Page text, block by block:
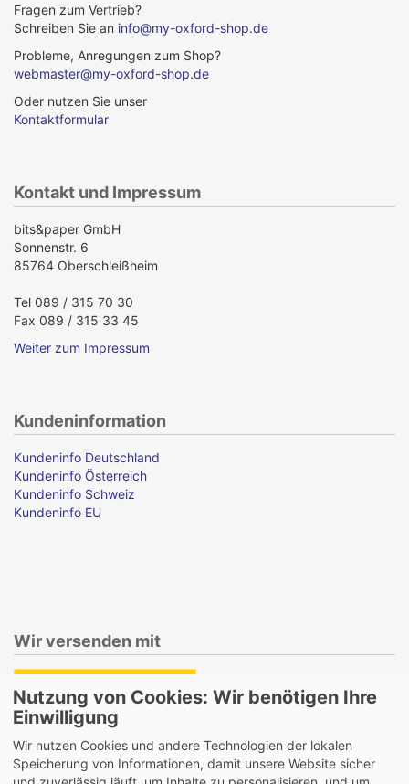
Fragen zum Vertrieb?
Schreiben Sie an info@my-oxford-shop.de
Probleme, Anregungen zum Shop?
webmaster@my-oxford-shop.de
Oder nutzen Sie unser
Kontaktformular
Kontakt und Impressum
bits&paper GmbH
Sonnenstr. 6
85764 Oberschleißheim
Tel 089 / 315 70 30
Fax 089 / 315 33 45
Weiter zum Impressum
Kundeninformation
Kundeninfo Deutschland
Kundeninfo Österreich
Kundeninfo Schweiz
Kundeninfo EU
Wir versenden mit
Lieferung auch an Packstationen und Postfilialen
Samstagszustellung
Nutzung von Cookies: Wir benötigen Ihre
Einwilligung
Wir nutzen Cookies und andere Technologien der lokalen
Speicherung von Informationen, damit unsere Website sicher